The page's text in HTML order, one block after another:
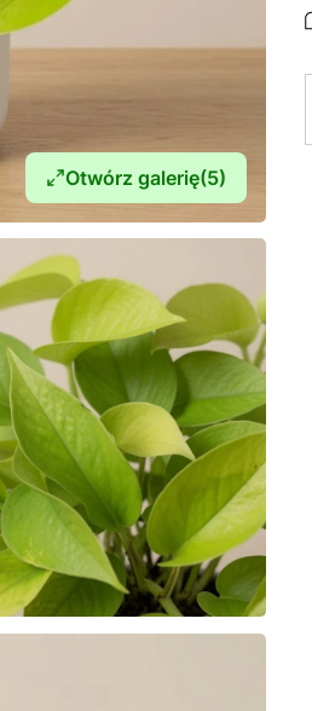
Otwórz galerię(5)